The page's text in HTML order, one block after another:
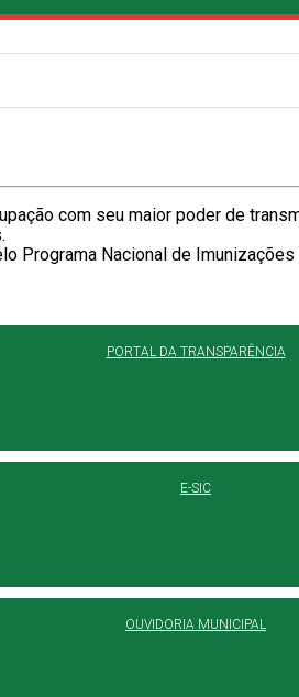
com seu maior poder de
Programa Nacional de
PORTAL DA TRANSPARÊNCIA
E-SIC
OUVIDORIA MUNICIPAL